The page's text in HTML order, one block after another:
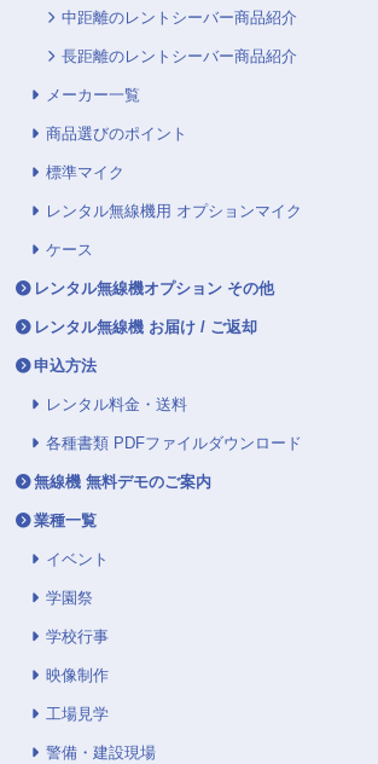
中距離のレントシーバー商品紹介
長距離のレントシーバー商品紹介
メーカー一覧
商品選びのポイント
標準マイク
レンタル無線機用 オプションマイク
ケース
レンタル無線機オプション その他
レンタル無線機 お届け / ご返却
申込方法
レンタル料金・送料
各種書類 PDFファイルダウンロード
無線機 無料デモのご案内
業種一覧
イベント
学園祭
学校行事
映像制作
工場見学
警備・建設現場